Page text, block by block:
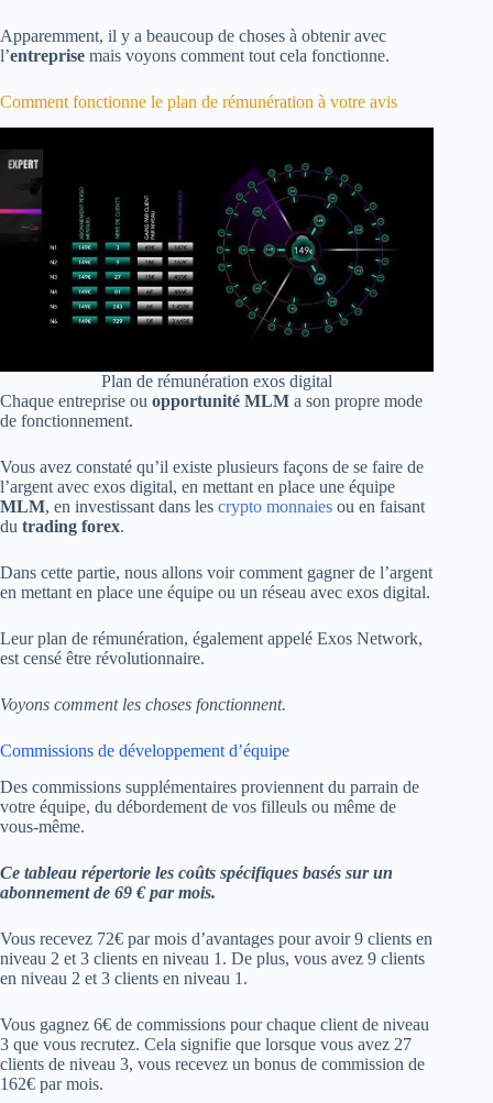
Apparemment, il y a beaucoup de choses à obtenir avec
l’entreprise mais voyons comment tout cela fonctionne.
Comment fonctionne le plan de rémunération à votre avis
Plan de rémunération exos digital
Chaque entreprise ou opportunité MLM a son propre mode
de fonctionnement.
Vous avez constaté qu’il existe plusieurs façons de se faire de
l’argent avec exos digital, en mettant en place une équipe
MLM, en investissant dans les crypto monnaies ou en faisant
du trading forex.
Dans cette partie, nous allons voir comment gagner de l’argent
en mettant en place une équipe ou un réseau avec exos digital.
Leur plan de rémunération, également appelé Exos Network,
est censé être révolutionnaire.
Voyons comment les choses fonctionnent.
Commissions de développement d’équipe
Des commissions supplémentaires proviennent du parrain de
votre équipe, du débordement de vos filleuls ou même de
vous-même.
Ce tableau répertorie les coûts spécifiques basés sur un
abonnement de 69 € par mois.
Vous recevez 72€ par mois d’avantages pour avoir 9 clients en
niveau 2 et 3 clients en niveau 1. De plus, vous avez 9 clients
en niveau 2 et 3 clients en niveau 1.
Vous gagnez 6€ de commissions pour chaque client de niveau
3 que vous recrutez. Cela signifie que lorsque vous avez 27
clients de niveau 3, vous recevez un bonus de commission de
162€ par mois.